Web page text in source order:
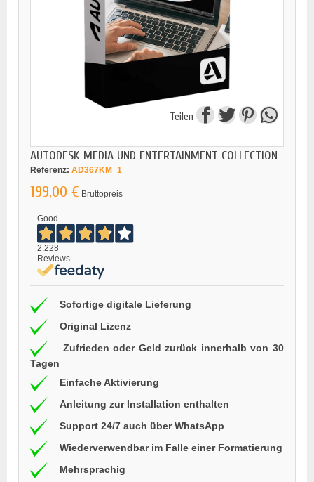
Teilen
AUTODESK MEDIA UND ENTERTAINMENT COLLECTION
Referenz: AD367KM_1
199,00 € Bruttopreis
Good
2.228
Reviews
Sofortige digitale Lieferung
Original Lizenz
Zufrieden oder Geld zurück innerhalb von 30
Tagen
Einfache Aktivierung
Anleitung zur Installation enthalten
Support 24/7 auch über WhatsApp
Wiederverwendbar im Falle einer Formatierung
Mehrsprachig